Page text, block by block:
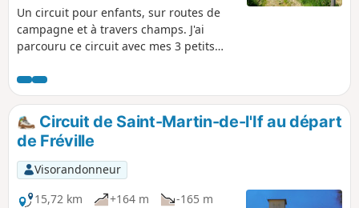
Un circuit pour enfants, sur routes de
campagne et à travers champs. J'ai
parcouru ce circuit avec mes 3 petits
détente et pour qu'ils fassent
connaissance avec une carte.
Circuit de Saint-Martin-de-l'If au départ
de Fréville
Visorandonneur
15,72 km
+164 m
-165 m